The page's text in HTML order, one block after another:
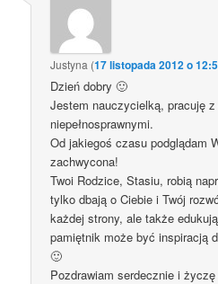
Justyna (17 listopada 2012 o
Dzień dobry 🙂
Jestem nauczycielką, pracuję
niepełnosprawnymi.
Od jakiegoś czasu podglądam
zachwycona!
Twoi Rodzice, Stasiu, robią
tylko dbają o Ciebie i Twój
każdej strony, ale także
pamiętnik może być inspiracją
🙂
Pozdrawiam serdecznie i